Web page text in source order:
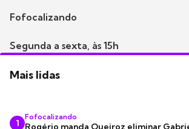
Fofocalizando
Segunda a sexta, às 15h
Mais lidas
1
Fofocalizando
Rogério manda Queiroz eliminar